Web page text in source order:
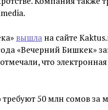
вышла на сайте
«Вечерний Бишкек»
что
требуют 50 млн сомов за